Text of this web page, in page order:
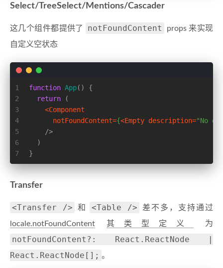
Select/TreeSelect/Mentions/Cascader
这几个组件都提供了 notFoundContent
props 来实现
自定义空状态
1
2
3
4
5
6
7
function App( ) {
return (
<Component
notFoundContent={<Empty description="No
    />
  )
}
Transfer
<Transfer /> 和 <Table />
差不多，支持通过
locale.notFoundContent
其类型定义 为
notFoundContent?: React.ReactNode |
React.ReactNode[]; 。